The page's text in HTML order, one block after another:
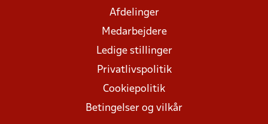
Afdelinger
Medarbejdere
Ledige stillinger
Privatlivspolitik
Cookiepolitik
Betingelser og vilkår